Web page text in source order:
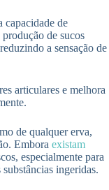
capacidade de
de sucos
a sensação de
articulares e melhora
de qualquer erva,
Embora existam
especialmente para
ingeridas.